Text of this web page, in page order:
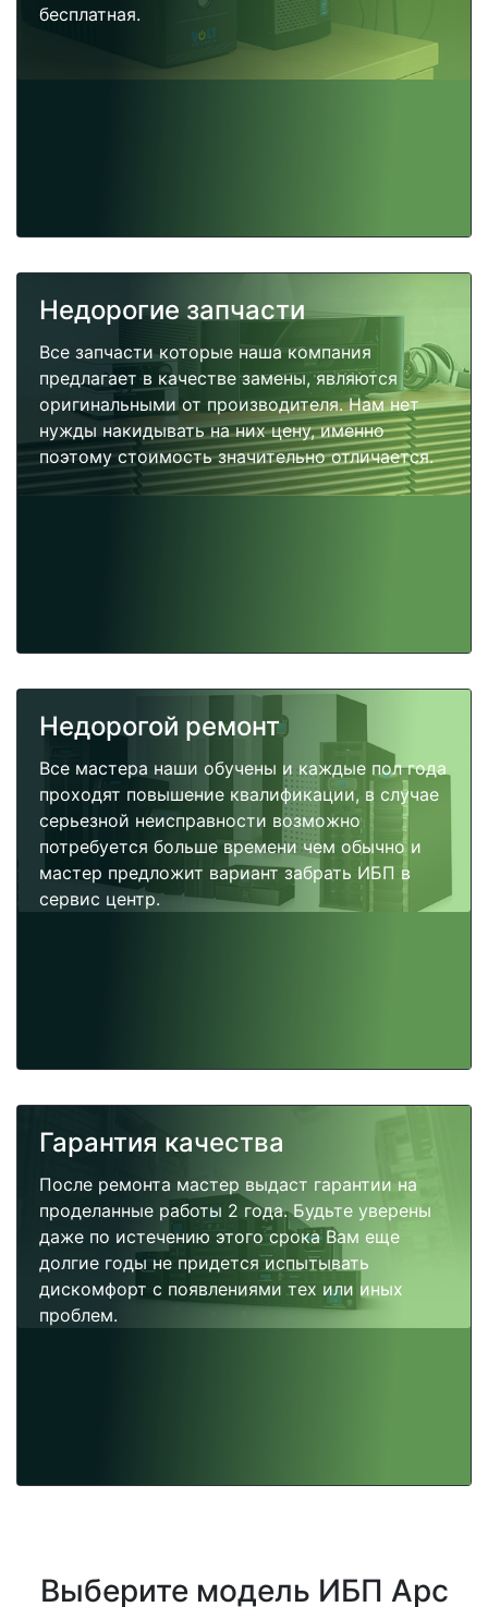
бесплатная.
Недорогие запчасти
Все запчасти которые наша компания
предлагает в качестве замены, являются
оригинальными от производителя. Нам нет
нужды накидывать на них цену, именно
поэтому стоимость значительно отличается.
Недорогой ремонт
Все мастера наши обучены и каждые пол года
проходят повышение квалификации, в случае
серьезной неисправности возможно
потребуется больше времени чем обычно и
мастер предложит вариант забрать ИБП в
сервис центр.
Гарантия качества
После ремонта мастер выдаст гарантии на
проделанные работы 2 года. Будьте уверены
даже по истечению этого срока Вам еще
долгие годы не придется испытывать
дискомфорт с появлениями тех или иных
проблем.
Выберите модель ИБП Apc